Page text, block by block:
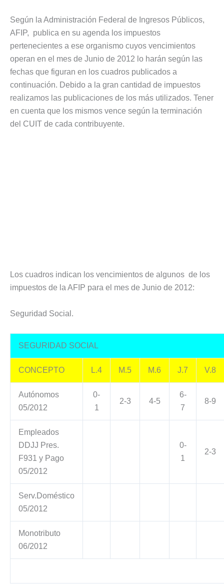
Según la Administración Federal de Ingresos Públicos,
AFIP, publica en su agenda los impuestos
pertenecientes a ese organismo cuyos vencimientos
operan en el mes de Junio de 2012 lo harán según las
fechas que figuran en los cuadros publicados a
continuación. Debido a la gran cantidad de impuestos
realizamos las publicaciones de los más utilizados. Tener
en cuenta que los mismos vence según la terminación
del CUIT de cada contribuyente.
Los cuadros indican los vencimientos de algunos de los
impuestos de la AFIP para el mes de Junio de 2012:
Seguridad Social.
SEGURIDAD SOCIAL
CONCEPTO L.4 M.5 M.6 J.7 V.8
Autónomos
05/2012
0-
1
2-3 4-5
6-
7
8-9
Empleados
DDJJ Pres.
F931 y Pago
05/2012
0-
1
2-3
Serv.Doméstico
05/2012
Monotributo
06/2012